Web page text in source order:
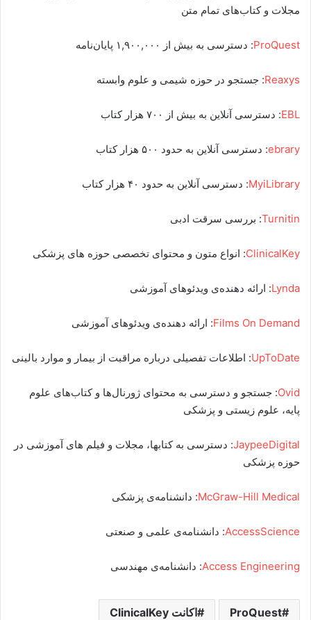
مجلات و کتاب‌های تمام متن
ProQuest: دسترسی به بیش از ۱,۹۰۰,۰۰۰ پایان‌نامه
Reaxys: جستجو در حوزه شیمی و علوم وابسته
EBL: دسترسی آنلاین به بیش از ۷۰۰ هزار کتاب
ebrary: دسترسی آنلاین به حدود ۵۰۰ هزار کتاب
MyiLibrary: دسترسی آنلاین به حدود ۴۰ هزار کتاب
Turnitin: بررسی سرقت ادبی
ClinicalKey: انواع متون و محتوای تخصصی حوزه های پزشکی
Lynda: ارائه دهنده‌ی ویدئوهای آموزشی
Films On Demand: ارائه دهنده‌ی ویدئوهای آموزشی
UpToDate: اطلاعات تفصیلی درباره مراقبت از بیمار و موارد بالینی
Ovid: جستجو و دسترسی به محتوای ژورنال‌ها و کتاب‌های علوم
پایه، علوم زیستی و پزشکی
JaypeeDigital: دسترسی به کتابها، مجلات و فیلم های آموزشی در
حوزه پزشکی
McGraw-Hill Medical: دانشنامه‌ی پزشکی
AccessScience: دانشنامه‌ی علمی و صنعتی
Access Engineering: دانشنامه‌ی مهندسی
ProQuest اکانت ClinicalKey